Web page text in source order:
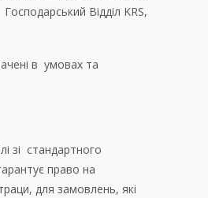
Відділ KRS,
в умовах та
зі стандартного
право на
для замовлень, які